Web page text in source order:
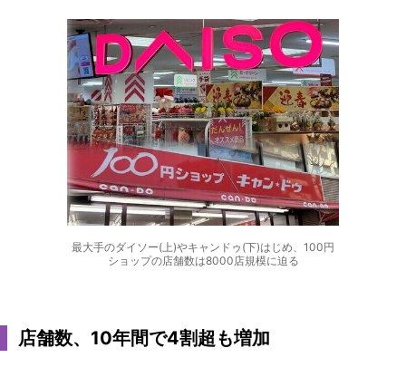
最大手のダイソー(上)やキャンドゥ(下)はじめ、100円
ショップの店舗数は8000店規模に迫る
店舗数、10年間で4割超も増加